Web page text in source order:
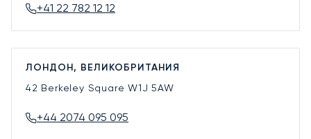
+41 22 782 12 12
ЛОНДОН, ВЕЛИКОБРИТАНИЯ
42 Berkeley SquareW1J 5AW
+44 2074 095 095